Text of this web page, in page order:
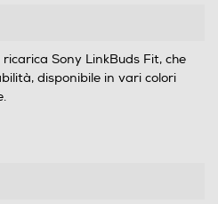
Sony LinkBuds Fit, che
disponibile in vari colori